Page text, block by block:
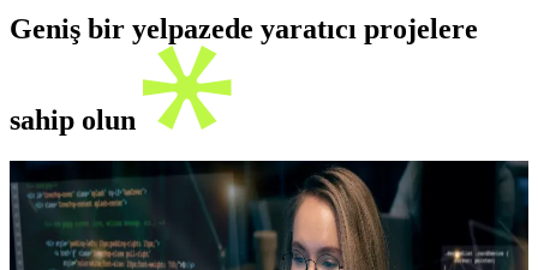
Geniş bir yelpazede yaratıcı projelere
sahip olun